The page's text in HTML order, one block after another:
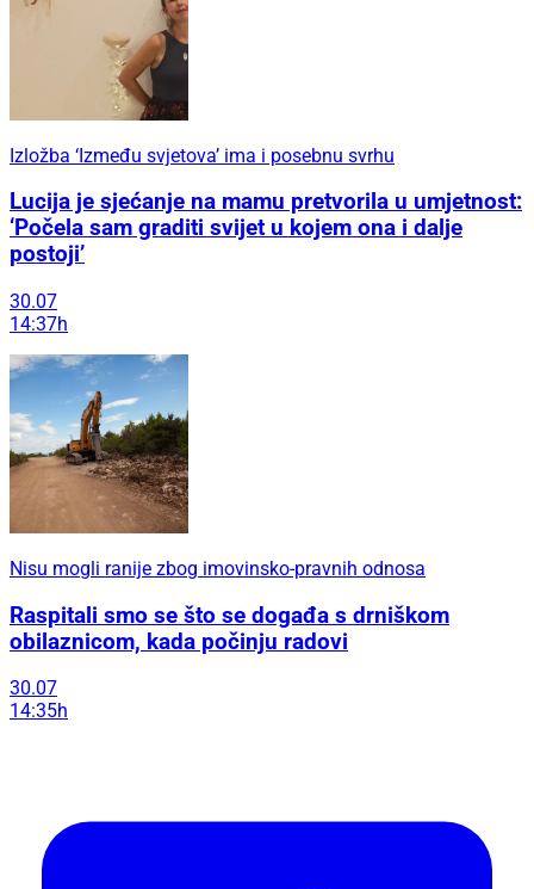
Izložba ‘Između svjetova’ ima i posebnu svrhu
Lucija je sjećanje na mamu pretvorila u umjetnost:
‘Počela sam graditi svijet u kojem ona i dalje
postoji’
30.07
14:37h
Nisu mogli ranije zbog imovinsko-pravnih odnosa
Raspitali smo se što se događa s drniškom
obilaznicom, kada počinju radovi
30.07
14:35h